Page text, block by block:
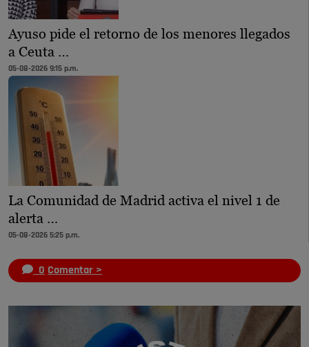
Ayuso pide el retorno de los menores llegados
a Ceuta …
05-08-2026 9:15 p.m.
La Comunidad de Madrid activa el nivel 1 de
alerta …
05-08-2026 5:25 p.m.
0 Comentar >